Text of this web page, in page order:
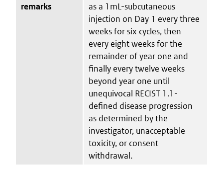
remarks
as a 1mL-subcutaneous
injection on Day 1 every three
weeks for six cycles, then
every eight weeks for the
remainder of year one and
finally every twelve weeks
beyond year one until
unequivocal RECIST 1.1-
defined disease progression
as determined by the
investigator, unacceptable
toxicity, or consent
withdrawal.